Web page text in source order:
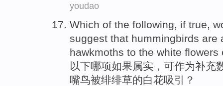
youdao
Which of the following, if true,
suggest that hummingbirds are
hawkmoths to the white flowers
以下哪项如果属实 ， 可作为补充
嘴鸟被绯绯草的白花吸引？